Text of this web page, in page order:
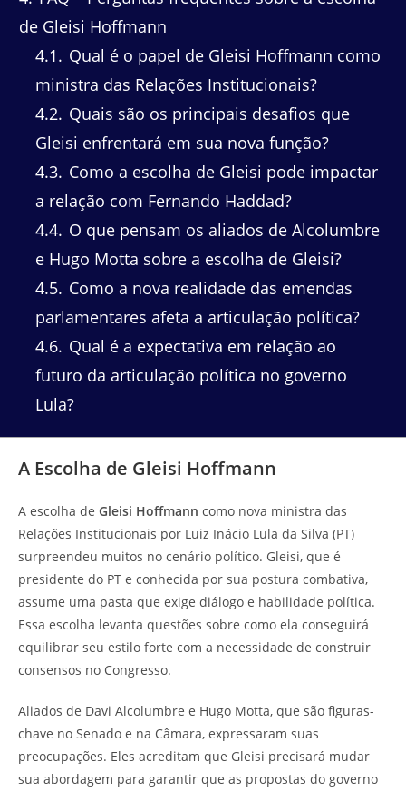
de Gleisi Hoffmann
4.1
Qual é o papel de Gleisi Hoffmann como
ministra das Relações Institucionais?
4.2 Quais são os principais desafios que
Gleisi enfrentará em sua nova função?
4.3 Como a escolha de Gleisi pode impactar
a relação com Fernando Haddad?
4.4 O que pensam os aliados de Alcolumbre
e Hugo Motta sobre a escolha de Gleisi?
4.5 Como a nova realidade das emendas
parlamentares afeta a articulação política?
4.6 Qual é a expectativa em relação ao
futuro da articulação política no governo
Lula?
A Escolha de Gleisi Hoffmann
A escolha de Gleisi Hoffmann como nova ministra das
Relações Institucionais por Luiz Inácio Lula da Silva (PT)
surpreendeu muitos no cenário político. Gleisi, que é
presidente do PT e conhecida por sua postura combativa,
assume uma pasta que exige diálogo e habilidade política.
Essa escolha levanta questões sobre como ela conseguirá
equilibrar seu estilo forte com a necessidade de construir
consensos no Congresso.
Aliados de Davi Alcolumbre e Hugo Motta, que são figuras-
chave no Senado e na Câmara, expressaram suas
preocupações. Eles acreditam que Gleisi precisará mudar
sua abordagem para garantir que as propostas do governo